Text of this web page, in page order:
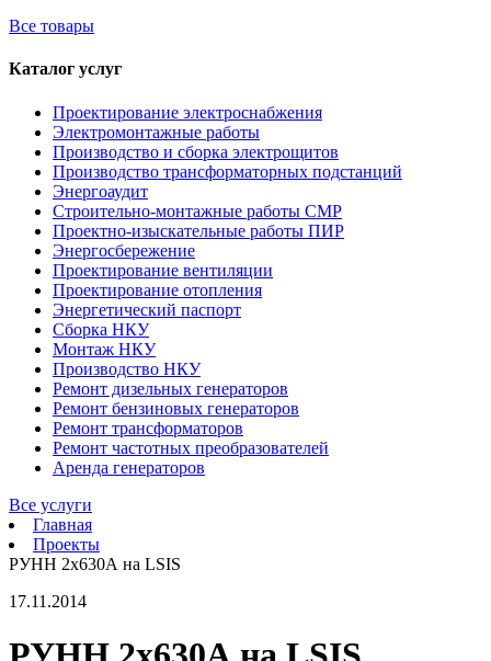
Все товары
Каталог услуг
Проектирование электроснабжения
Электромонтажные работы
Производство и сборка электрощитов
Производство трансформаторных подстанций
Энергоаудит
Строительно-монтажные работы СМР
Проектно-изыскательные работы ПИР
Энергосбережение
Проектирование вентиляции
Проектирование отопления
Энергетический паспорт
Сборка НКУ
Монтаж НКУ
Производство НКУ
Ремонт дизельных генераторов
Ремонт бензиновых генераторов
Ремонт трансформаторов
Ремонт частотных преобразователей
Аренда генераторов
Все услуги
Главная
Проекты
РУНН 2х630А на LSIS
17.11.2014